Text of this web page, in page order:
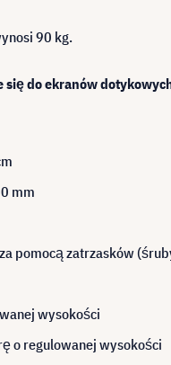
90 kg.
się do ekranów
mm
pomocą zatrzasków
wysokości
o regulowanej wysokości